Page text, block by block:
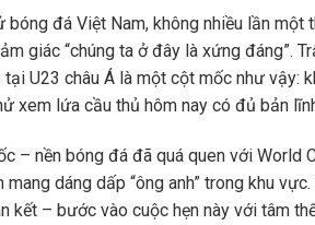
bóng đá Việt Nam, không nhiều lần
giác “chúng ta ở đây là xứng đáng”.
U23 châu Á là một cột mốc như vậy:
xem lứa cầu thủ hôm nay có đủ bản
– nền bóng đá đã quá quen với World
mang dáng dấp “ông anh” trong khu
kết – bước vào cuộc hẹn này với tâm